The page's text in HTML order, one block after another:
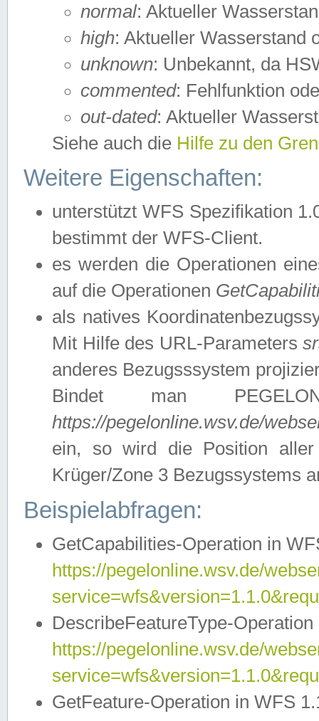
normal: Aktueller
high: Aktueller Wasserstand
unknown: Unbekannt, da
commented: Fehlfunktion
out-dated: Aktueller
Siehe auch die Hilfe zu den
Weitere Eigenschaften:
unterstützt WFS Spezifikation
bestimmt der WFS-Client.
es werden die Operationen
auf die Operationen
als natives
Mit Hilfe des URL-Parameters
anderes Bezugsssystem
Bindet man
https://pegelonline.wsv.de/
ein, so wird die Position
Krüger/Zone 3 Bezugssystems
Beispielabfragen:
GetCapabilities-Operation in
https://pegelonline.wsv.de/
DescribeFeatureType-
https://pegelonline.wsv.de/
GetFeature-Operation in WFS